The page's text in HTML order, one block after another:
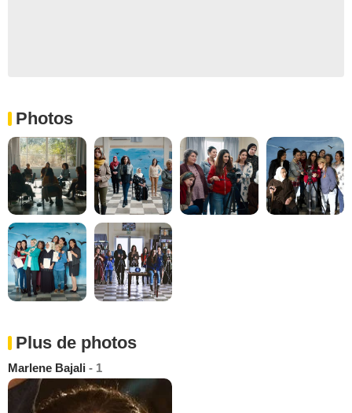
Photos
Plus de photos
Marlene Bajali - 1